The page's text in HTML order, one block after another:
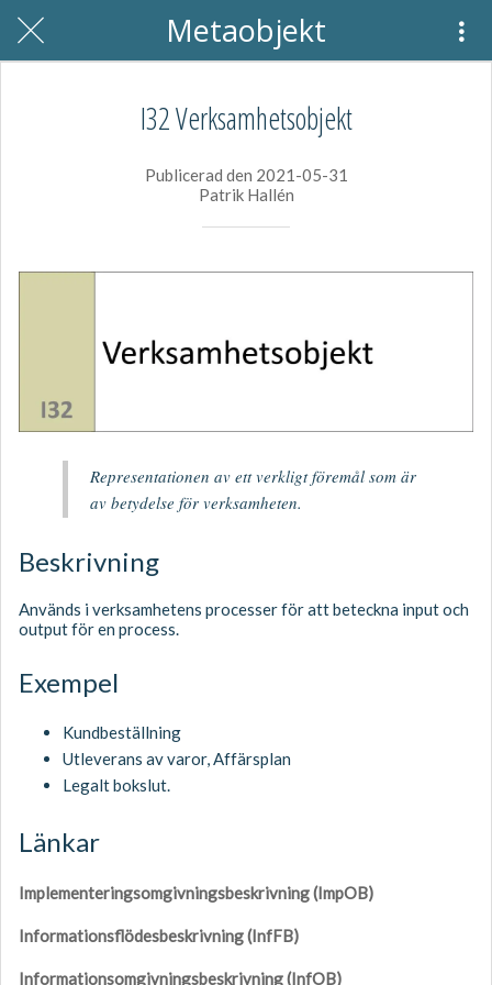
Metaobjekt
I32 Verksamhetsobjekt
Publicerad den 2021-05-31
Patrik Hallén
Representationen av ett verkligt föremål som är
av betydelse för verksamheten.
Beskrivning
Används i verksamhetens processer för att beteckna input och
output för en process.
Exempel
Kundbeställning
Utleverans av varor, Affärsplan
Legalt bokslut.
Länkar
Implementeringsomgivningsbeskrivning (ImpOB)
Informationsflödesbeskrivning (InfFB)
Informationsomgivningsbeskrivning (InfOB)